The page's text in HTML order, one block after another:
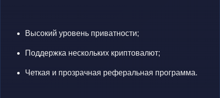
Высокий уровень приватности;
Поддержка нескольких криптовалют;
Четкая и прозрачная реферальная программа.